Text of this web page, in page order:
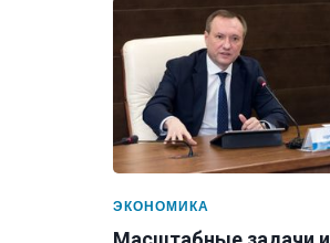
ЭКОНОМИКА